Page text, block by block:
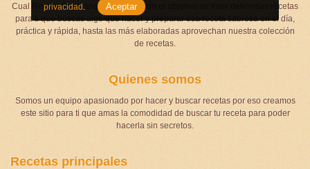
Cual Receta Soberana fue creado con el objetivo de traer deliciosas recetas
para ti que buscas algo que hacer y preparar esa receta sabrosa en el día,
práctica y rápida, hasta las más elaboradas aprovechan nuestra colección
de recetas.
Quienes somos
Somos un equipo apasionado por hacer y buscar recetas por eso creamos
este sitio para ti que amas la comodidad de buscar tu receta para poder
hacerla sin secretos.
Recetas principales
privacidad . Aceptar